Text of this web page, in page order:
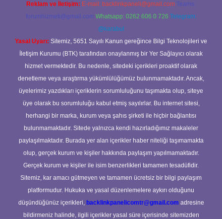
Reklam ve İletişim: E-mail: backlinkpaneli@gmail.com Teams:
forumhizmeti@gmail.com Whatsapp: 0262 606 0 726 Telegram:
@karabul
Yasal Uyarı: Sitemiz, 5651 Sayılı Kanun gereğince Bilgi Teknolojileri ve
İletişim Kurumu (BTK) tarafından onaylanmış bir Yer Sağlayıcı olarak
hizmet vermektedir. Bu nedenle, sitedeki içerikleri proaktif olarak
denetleme veya araştırma yükümlülüğümüz bulunmamaktadır. Ancak,
üyelerimiz yazdıkları içeriklerin sorumluluğunu taşımakta olup, siteye
üye olarak bu sorumluluğu kabul etmiş sayılırlar. Bu internet sitesi,
herhangi bir marka, kurum veya şahıs şirketi ile hiçbir bağlantısı
bulunmamaktadır. Sitede yalnızca kendi hazırladığımız makaleler
paylaşılmaktadır. Burada yer alan içerikler haber niteliği taşımamakta
olup, gerçek kurum ve kişiler hakkında paylaşım yapılmamaktadır.
Gerçek kurum ve kişiler ile isim benzerlikleri tamamen tesadüfidir.
Sitemiz, kar amacı gütmeyen ve tamamen ücretsiz bir bilgi paylaşım
platformudur. Hukuka ve yasal düzenlemelere aykırı olduğunu
düşündüğünüz içerikleri, backlinkpanelicomtr@gmail.com adresine
bildirmeniz halinde, ilgili içerikler yasal süre içerisinde sitemizden